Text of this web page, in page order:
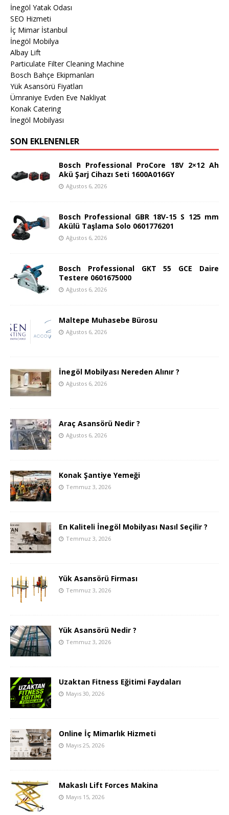
İnegöl Yatak Odası
SEO Hizmeti
İç Mimar İstanbul
İnegöl Mobilya
Albay Lift
Particulate Filter Cleaning Machine
Bosch Bahçe Ekipmanları
Yük Asansörü Fiyatları
Ümraniye Evden Eve Nakliyat
Konak Catering
İnegöl Mobilyası
SON EKLENENLER
Bosch Professional ProCore 18V 2×12 Ah
Akü Şarj Cihazı Seti 1600A016GY
Ağustos 6, 2026
Bosch Professional GBR 18V-15 S 125 mm
Akülü Taşlama Solo 0601776201
Ağustos 6, 2026
Bosch Professional GKT 55 GCE Daire
Testere 0601675000
Ağustos 6, 2026
Maltepe Muhasebe Bürosu
Ağustos 6, 2026
İnegöl Mobilyası Nereden Alınır ?
Ağustos 6, 2026
Araç Asansörü Nedir ?
Ağustos 6, 2026
Konak Şantiye Yemeği
Temmuz 3, 2026
En Kaliteli İnegöl Mobilyası Nasıl Seçilir ?
Temmuz 3, 2026
Yük Asansörü Firması
Temmuz 3, 2026
Yük Asansörü Nedir ?
Temmuz 3, 2026
Uzaktan Fitness Eğitimi Faydaları
Mayıs 30, 2026
Online İç Mimarlık Hizmeti
Mayıs 25, 2026
Makaslı Lift Forces Makina
Mayıs 15, 2026